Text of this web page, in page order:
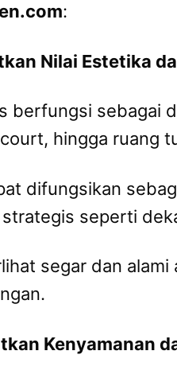
:
Nilai Estetika
berfungsi sebagai
hingga ruang
difungsikan
seperti
segar dan
Kenyamanan